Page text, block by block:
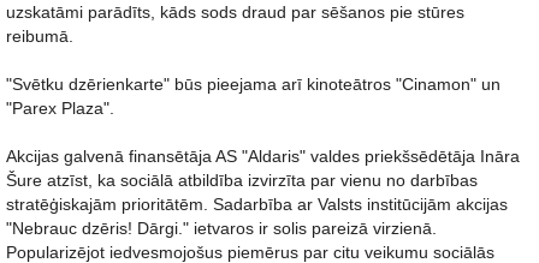
uzskatāmi parādīts, kāds sods draud par sēšanos pie stūres
reibumā.
"Svētku dzērienkarte" būs pieejama arī kinoteātros "Cinamon" un
"Parex Plaza".
Akcijas galvenā finansētāja AS "Aldaris" valdes priekšsēdētāja Ināra
Šure atzīst, ka sociālā atbildība izvirzīta par vienu no darbības
stratēģiskajām prioritātēm. Sadarbība ar Valsts institūcijām akcijas
"Nebrauc dzēris! Dārgi." ietvaros ir solis pareizā virzienā.
Popularizējot iedvesmojošus piemērus par citu veikumu sociālās